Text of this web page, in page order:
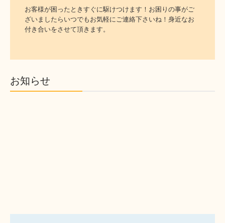
お客様が困ったときすぐに駆けつけます！お困りの事がご
ざいましたらいつでもお気軽にご連絡下さいね！身近なお
付き合いをさせて頂きます。
お知らせ